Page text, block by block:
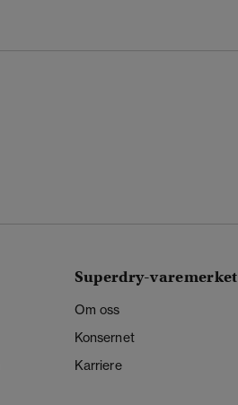
Superdry-varemerket
Om oss
Konsernet
Karriere